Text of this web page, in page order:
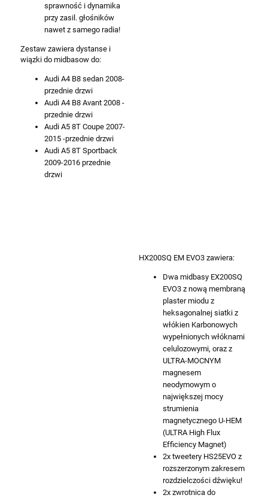
sprawność i dynamika
przy zasil. głośników
nawet z samego radia!
Zestaw zawiera dystanse i
wiązki do midbasow do:
Audi A4 B8 sedan 2008-
przednie drzwi
Audi A4 B8 Avant 2008 -
przednie drzwi
Audi A5 8T Coupe 2007-
2015 -przednie drzwi
Audi A5 8T Sportback
2009-2016 przednie
drzwi
HX200SQ EM EVO3 zawiera:
Dwa midbasy EX200SQ
EVO3 z nową membraną
plaster miodu z
heksagonalnej siatki z
włókien Karbonowych
wypełnionych włóknami
celulozowymi, oraz z
ULTRA-MOCNYM
magnesem
neodymowym o
największej mocy
strumienia
magnetycznego U-HEM
(ULTRA High Flux
Efficiency Magnet)
2x tweetery HS25EVO z
rozszerzonym zakresem
rozdzielczości dźwięku!
2x zwrotnica do